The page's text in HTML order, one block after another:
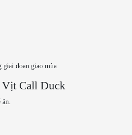
đoạn giao mùa.
Vịt Call Duck